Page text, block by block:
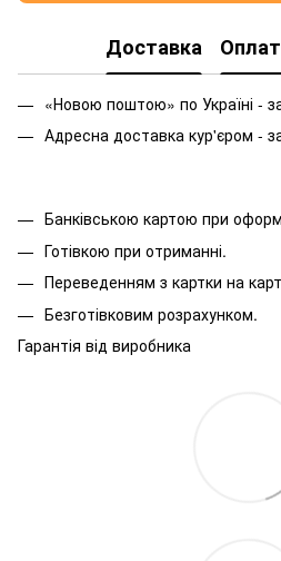
Доставка
«Новою поштою» по Україні -
Адресна доставка кур'єром -
Банківською картою при
Готівкою при отриманні.
Переведенням з картки на
Безготівковим розрахунком.
Гарантія від виробника